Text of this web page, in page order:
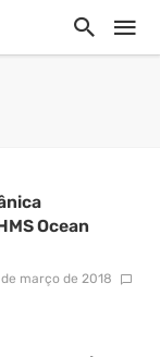
Ocean
março de 2018